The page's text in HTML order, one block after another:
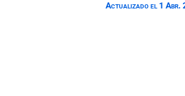
Actualizado el 1 Abr.